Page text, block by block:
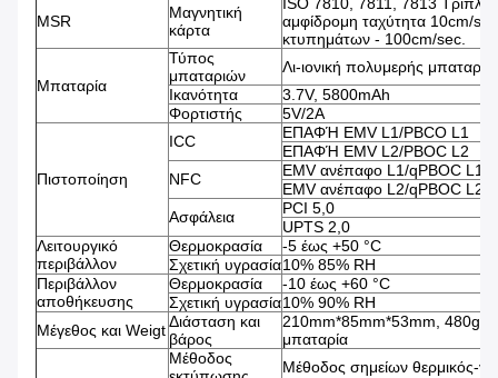
MSR
Μαγνητική
κάρτα
ISO 7810, 7811, 7813 Τριπλή
αμφίδρομη ταχύτητα 10cm/
κτυπημάτων - 100cm/sec.
Μπαταρία
Τύπος
μπαταριών
Λι-ιονική πολυμερής μπαταρία
Ικανότητα
3.7V, 5800mAh
Φορτιστής
5V/2A
Πιστοποίηση
ICC
ΕΠΑΦΉ EMV L1/PBCO L1
ΕΠΑΦΉ EMV L2/PBOC L2
NFC
EMV ανέπαφο L1/qPBOC L1
EMV ανέπαφο L2/qPBOC L2
Ασφάλεια
PCI 5,0
UPTS 2,0
Λειτουργικό
περιβάλλον
Θερμοκρασία
-5 έως +50 °C
Σχετική υγρασία10% 85% RH
Περιβάλλον
αποθήκευσης
Θερμοκρασία
-10 έως +60 °C
Σχετική υγρασία10% 90% RH
Μέγεθος και WeigtΔιάσταση και
βάρος
210mm*85mm*53mm, 480g
μπαταρία
Μέθοδος
Μέθοδος σημείων θερμικός-